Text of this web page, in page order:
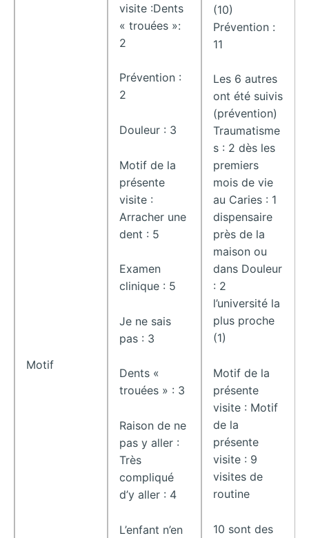
Motif
visite :Dents
« trouées »:
2
Prévention :
2
Douleur : 3
Motif de la
présente
visite :
Arracher une
dent : 5
Examen
clinique : 5
Je ne sais
pas : 3
Dents «
trouées » : 3
Raison de ne
pas y aller :
Très
compliqué
d’y aller : 4
L’enfant n’en
(10)
Prévention :
11
Les 6 autres
ont été suivis
(prévention)
Traumatisme
s : 2 dès les
premiers
mois de vie
au Caries : 1
dispensaire
près de la
maison ou
dans Douleur
: 2
l’université la
plus proche
(1)
Motif de la
présente
visite : Motif
de la
présente
visite : 9
visites de
routine
10 sont des